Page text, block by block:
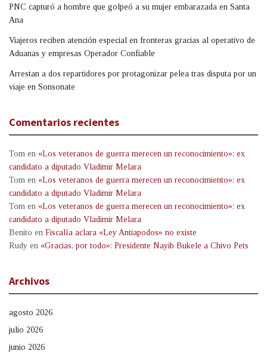
PNC capturó a hombre que golpeó a su mujer embarazada en Santa
Ana
Viajeros reciben atención especial en fronteras gracias al operativo de
Aduanas y empresas Operador Confiable
Arrestan a dos repartidores por protagonizar pelea tras disputa por un
viaje en Sonsonate
Comentarios recientes
Tom en «Los veteranos de guerra merecen un reconocimiento»: ex
candidato a diputado Vladimir Melara
Tom en «Los veteranos de guerra merecen un reconocimiento»: ex
candidato a diputado Vladimir Melara
Tom en «Los veteranos de guerra merecen un reconocimiento»: ex
candidato a diputado Vladimir Melara
Benito en Fiscalía aclara «Ley Antiapodos» no existe
Rudy en «Gracias, por todo»: Presidente Nayib Bukele a Chivo Pets
Archivos
agosto 2026
julio 2026
junio 2026